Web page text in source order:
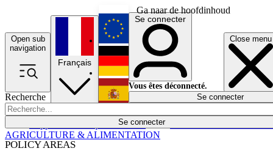
Ga naar de hoofdinhoud
Open sub
navigation
Close menu
Recherche
Se connecter
POLICY AREAS
Économie
Français
English
Deutsch
Español
Se connecter
Vous êtes déconnecté.
Se connecter
AGRICULTURE & ALIMENTATION